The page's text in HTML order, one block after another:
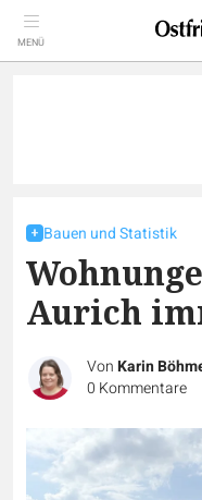
MENÜ
Bauen und Statistik
Aurich
VonKarin
0 Kommentare